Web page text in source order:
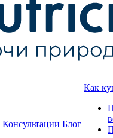
Консультации Блог
Как